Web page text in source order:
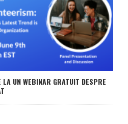
UN WEBINAR GRATUIT DESPRE